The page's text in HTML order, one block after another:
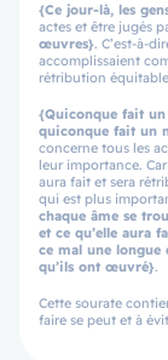
{Ce jour-là, les
actes et être jugés
œuvres}. C’est-à-
accomplissaient
rétribution
{Quiconque fait
quiconque fait un
concerne tous les
leur importance.
aura fait et sera
qui est plus
chaque âme se
et ce qu’elle aura
ce mal une longue
qu’ils ont œuvré}.
Cette sourate
faire se peut et à